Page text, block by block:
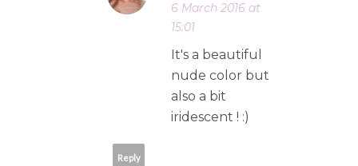
6 March 2016 at
15:01
It's a beautiful
nude color but
also a bit
iridescent ! :)
Reply